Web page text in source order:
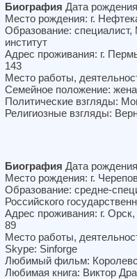
Биография Дата
Место рождения: г.
Образование: специалист,
институт
Адрес проживания: г.
143
Место работы,
Семейное положение:
Политические взгляды:
Религиозные взгляды:
Биография Дата
Место рождения: г.
Образование: средне-
Российского
Адрес проживания: г.
89
Место работы,
Skype: Sinforge
Любимый фильм:
Любимая книга: Виктор